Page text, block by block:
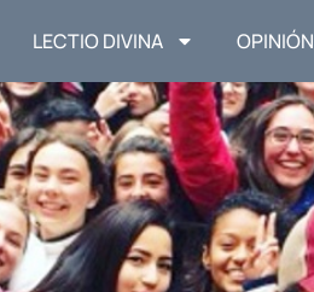
LECTIO DIVINA OPINIÓN